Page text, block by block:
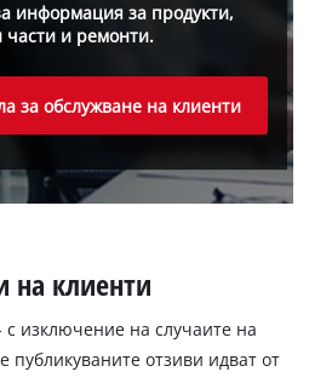
информация за продукти,
части и ремонти.
за обслужване на клиенти
на клиенти
изключение на случаите на
публикуваните отзиви идват от